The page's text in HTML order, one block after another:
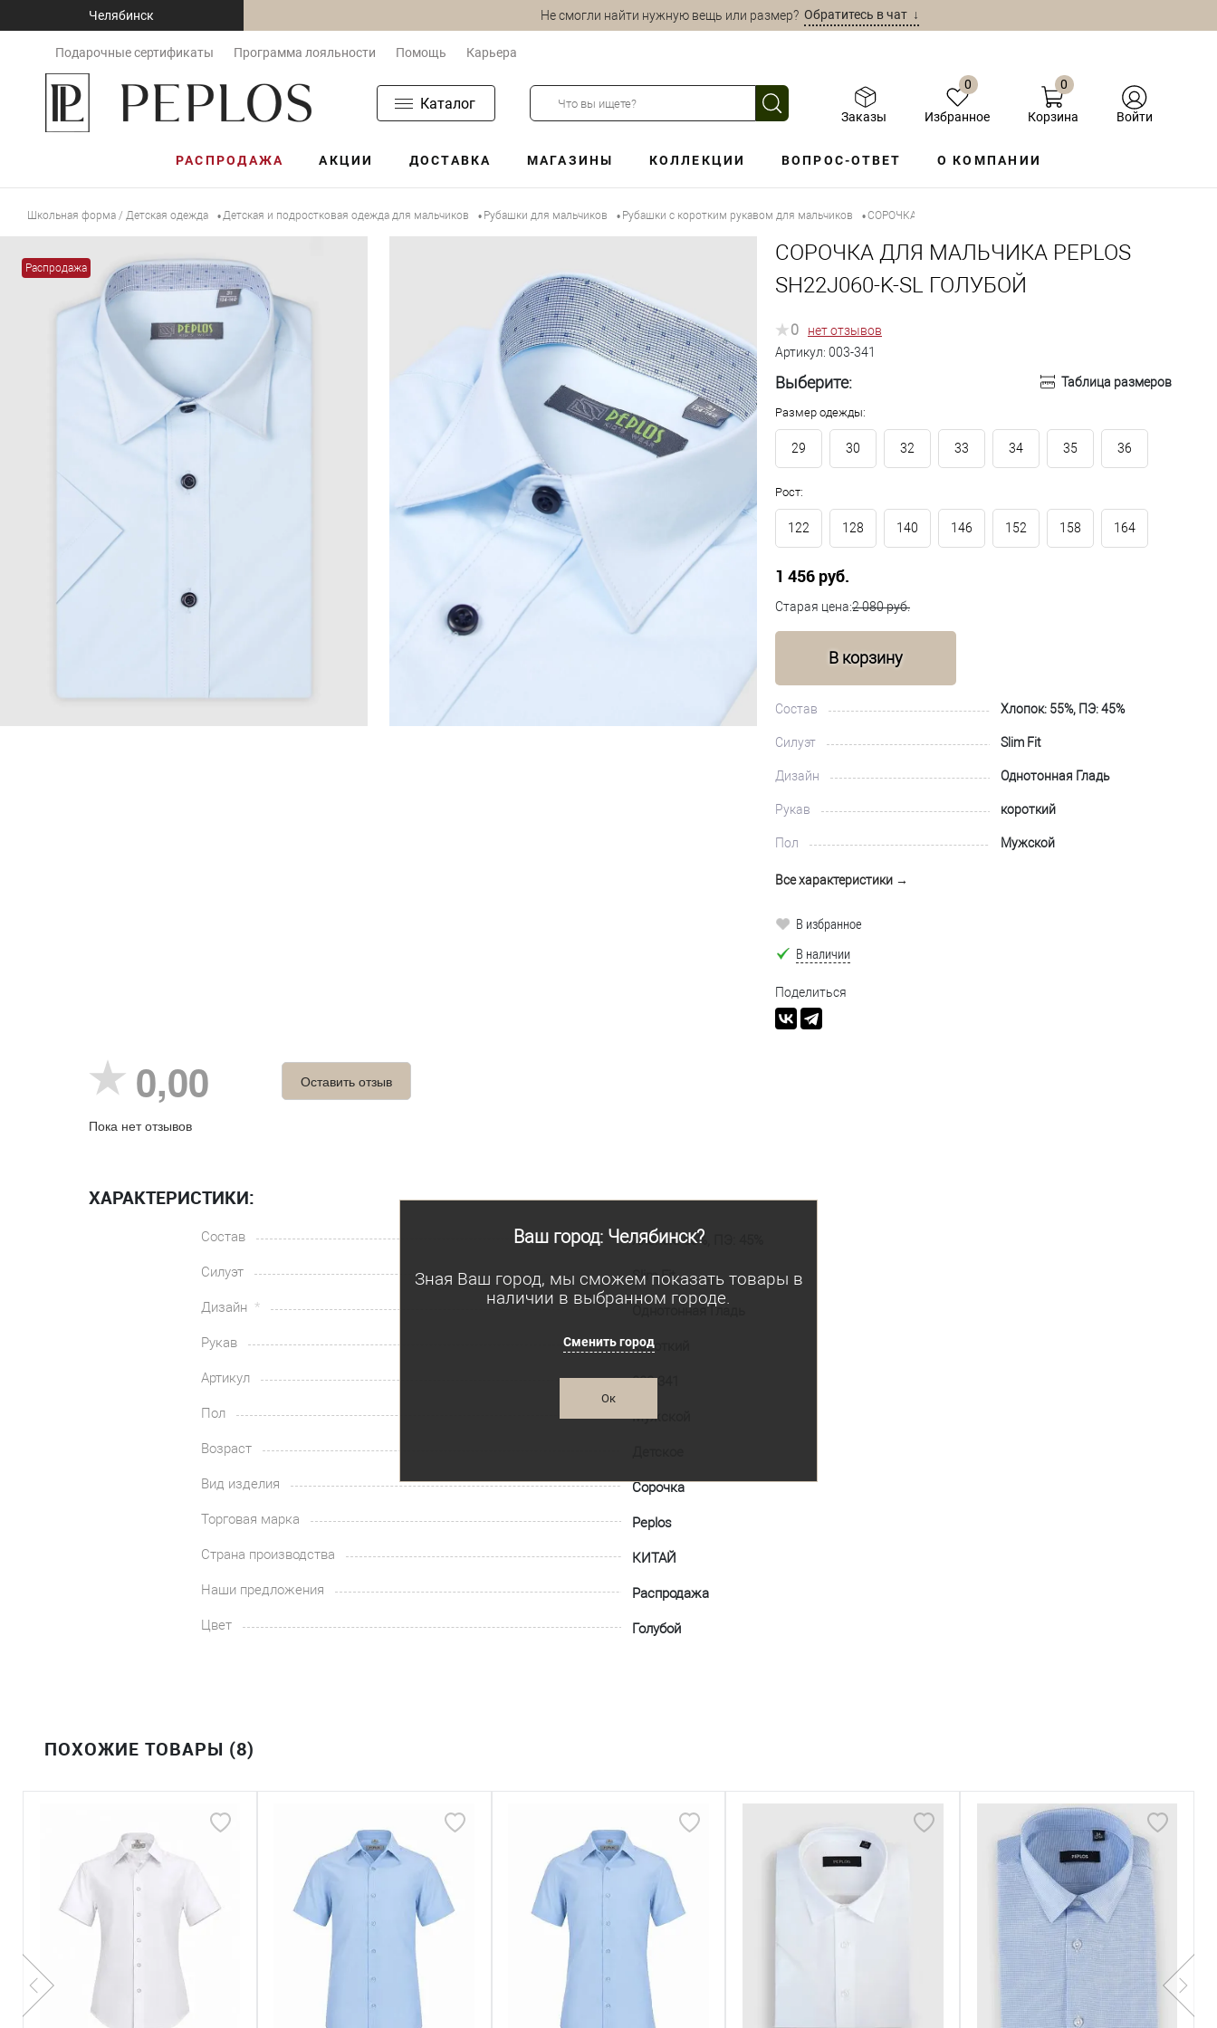
Челябинск
Ваш город: Челябинск?
Зная Ваш город, мы сможем показать товары в
наличии в выбранном городе.
Сменить город
Ок
Не смогли найти нужную вещь или размер?Обратитесь в чат ↓
Подарочные сертификаты Программа лояльности Помощь Карьера
Каталог
Заказы
0
Избранное
0
Корзина Войти
РАСПРОДАЖА АКЦИИ ДОСТАВКА МАГАЗИНЫ КОЛЛЕКЦИИ ВОПРОС-ОТВЕТ О КОМПАНИИ
Школьная форма / Детская одежда •Детская и подростковая одежда для мальчиков • Рубашки для мальчиков • Рубашки с коротким рукавом для мальчиков •СОРОЧКА ДЛЯ МАЛЬЧИКА PEPLOS SH22J060-K-SL ГОЛУБОЙ
Распродажа
СОРОЧКА ДЛЯ МАЛЬЧИКА PEPLOS
SH22J060-K-SL ГОЛУБОЙ
0
нет отзывов
Артикул: 003-341
Выберите: Таблица размеров
Размер одежды:
29 30 32 33 34 35 36
Рост:
122 128 140 146 152 158 164
1 456 руб.
Старая цена:2 080 руб.
В корзину
Состав Хлопок: 55%, ПЭ: 45%
Силуэт Slim Fit
Дизайн Однотонная Гладь
Рукав короткий
Пол Мужской
Все характеристики →
В избранное
В наличии
Поделиться
0,00
Пока нет отзывов
Оставить отзыв
ХАРАКТЕРИСТИКИ:
Состав
Хлопок: 55%, ПЭ: 45%
Силуэт
Slim Fit
Дизайн
Однотонная Гладь
Рукав
короткий
Артикул
003-341
Пол
Мужской
Возраст
Вид изделия
Сорочка
Торговая марка
Peplos
Страна производства
КИТАЙ
Наши предложения
Распродажа
Цвет
Голубой
ПОХОЖИЕ ТОВАРЫ (8)